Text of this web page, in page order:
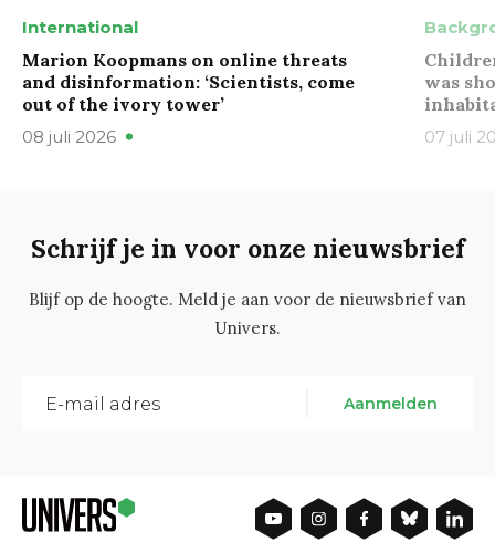
International
Marion Koopmans on online threats
and disinformation: ‘Scientists, come
out of the ivory tower’
08 juli 2026
was
07 juli
Schrijf je in voor onze nieuwsbrief
Blijf op de hoogte. Meld je aan voor de nieuwsbrief van
Univers.
Aanmelden